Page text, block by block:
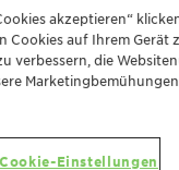
and organic UV
Sie uns
akzeptieren“
Cookies auf Ihrem Gerät
verbessern, die
Cookie-Einstellungen